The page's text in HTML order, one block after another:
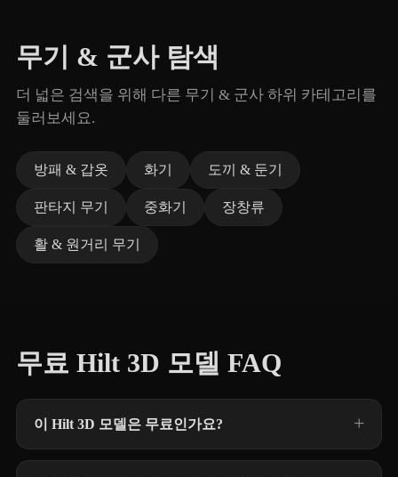
무기 & 군사 탐색
더 넓은 검색을 위해 다른 무기 & 군사 하위 카테고리를
둘러보세요.
방패 & 갑옷 화기 도끼 & 둔기
판타지 무기 중화기 장창류
활 & 원거리 무기
무료 Hilt 3D 모델 FAQ
이 Hilt 3D 모델은 무료인가요?